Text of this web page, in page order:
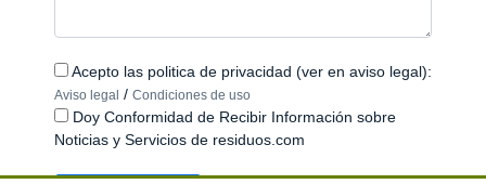
Acepto las politica de privacidad (ver en aviso legal):
Aviso legal / Condiciones de uso
Doy Conformidad de Recibir Información sobre
Noticias y Servicios de residuos.com